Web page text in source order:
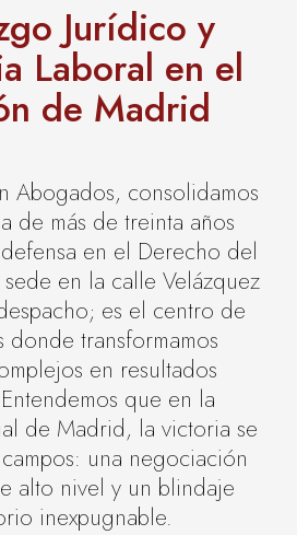
Jurídico y
Laboral en el
de Madrid
Abogados, consolidamos
de más de treinta años
en el Derecho del
en la calle Velázquez
es el centro de
donde transformamos
en resultados
que en la
de Madrid, la victoria se
una negociación
alto nivel y un blindaje
inexpugnable.